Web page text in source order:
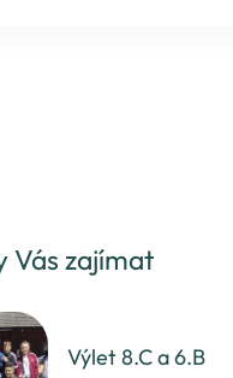
Vás zajímat
Výlet 8.C a 6.B